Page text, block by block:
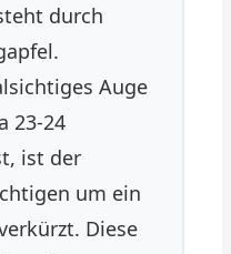
durch
Auge
23-24
ist der
um ein
Diese